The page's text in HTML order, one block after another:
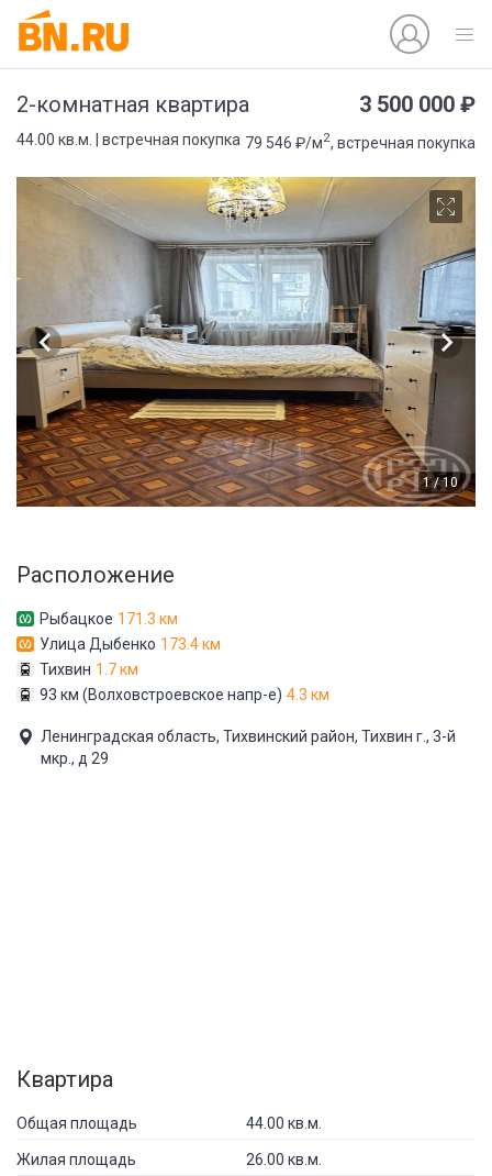
2-комнатная квартира 3 500 000 ₽
44.00 кв.м. | встречная покупка 79 546 ₽/м2, встречная покупка
1 / 10
Расположение
Рыбацкое 171.3 км
Улица Дыбенко 173.4 км
Тихвин 1.7 км
93 км (Волховстроевское напр-е) 4.3 км
Ленинградская область, Тихвинский район, Тихвин г., 3-й
мкр., д 29
Квартира
Общая площадь 44.00 кв.м.
Жилая площадь 26.00 кв.м.